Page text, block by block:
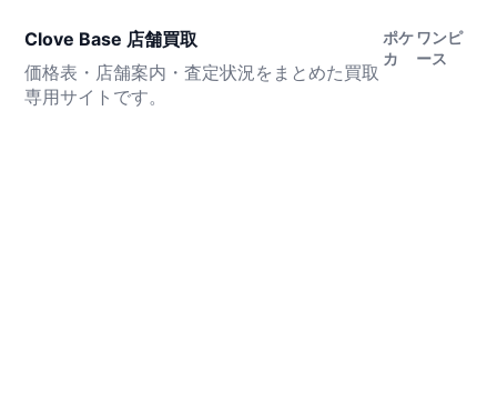
Clove Base 店舗買取
価格表・店舗案内・査定状況をまとめた買取
専用サイトです。
ポケ
カ
ワンピ
ース